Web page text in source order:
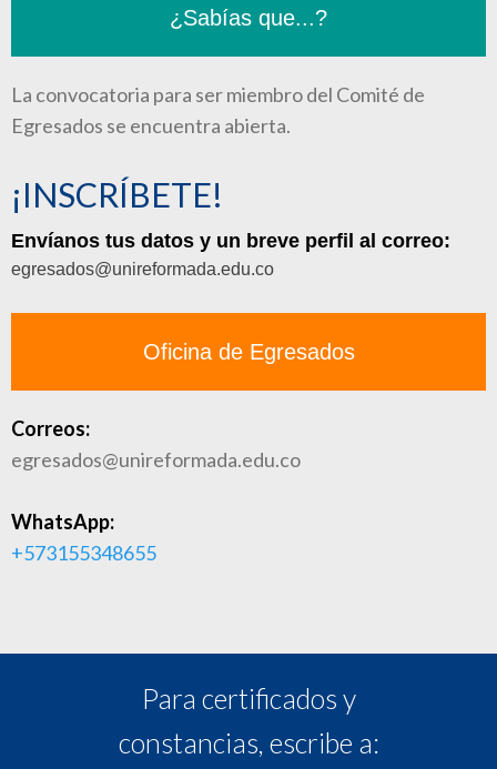
¿Sabías que...?
La convocatoria para ser miembro del Comité de
Egresados se encuentra abierta.
¡INSCRÍBETE!
Envíanos tus datos y un breve perfil al correo:
egresados@unireformada.edu.co
Oficina de Egresados
Correos:
egresados@unireformada.edu.co
WhatsApp:
+573155348655
Para certificados y
constancias, escribe a: